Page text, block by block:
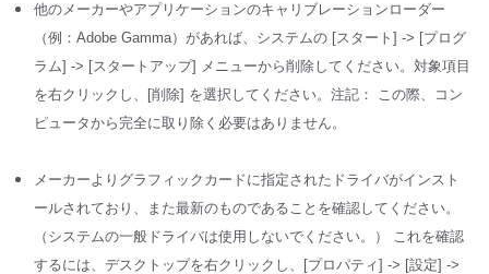
他のメーカーやアプリケーションのキャリブレーションローダー
（例：Adobe Gamma）があれば、システムの [スタート] -> [プログ
ラム] -> [スタートアップ] メニューから削除してください。対象項目
を右クリックし、[削除] を選択してください。注記： この際、コン
ピュータから完全に取り除く必要はありません。
メーカーよりグラフィックカードに指定されたドライバがインスト
ールされており、また最新のものであることを確認してください。
（システムの一般ドライバは使用しないでください。） これを確認
するには、デスクトップを右クリックし、[プロパティ] -> [設定] ->